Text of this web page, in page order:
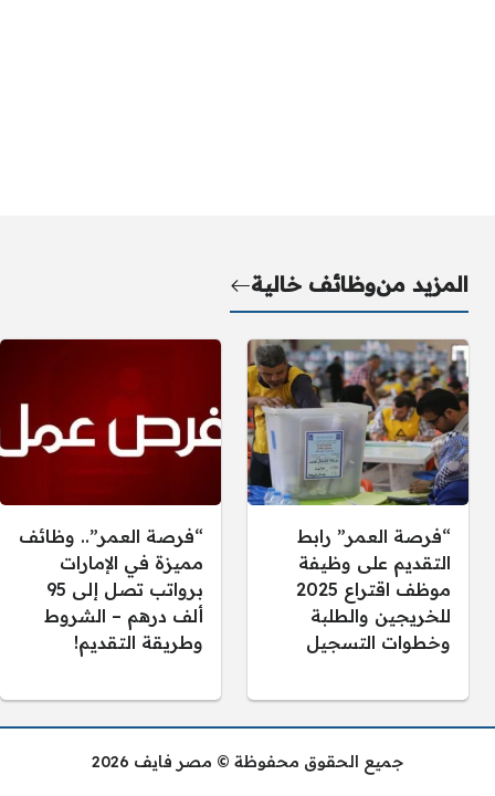
المزيد منوظائف خالية
“فرصة العمر” رابط
التقديم على وظيفة
موظف اقتراع 2025
للخريجين والطلبة
وخطوات التسجيل
“فرصة العمر”.. وظائف
مميزة في الإمارات
برواتب تصل إلى 95
ألف درهم – الشروط
وطريقة التقديم!
جميع الحقوق محفوظة © مصر فايف 2026